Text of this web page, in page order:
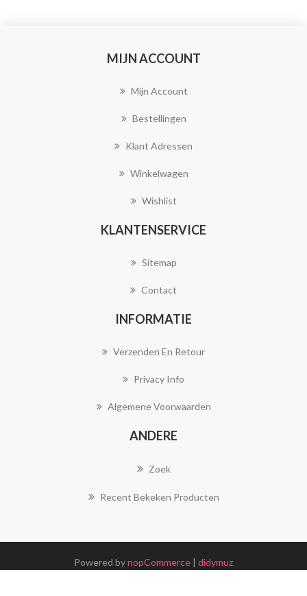
MIJN ACCOUNT
Mijn Account
Bestellingen
Klant Adressen
Winkelwagen
Wishlist
KLANTENSERVICE
Sitemap
Contact
INFORMATIE
Verzenden En Retour
Privacy Info
Algemene Voorwaarden
ANDERE
Zoek
Recent Bekeken Producten
Powered bynopCommerce | didymuz